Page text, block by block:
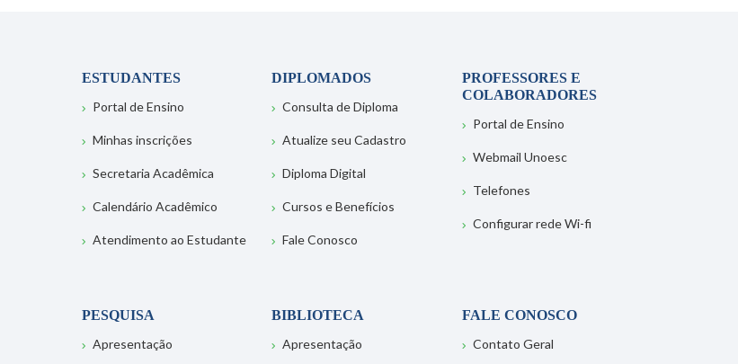
ESTUDANTES
Portal de Ensino
Minhas inscrições
Secretaria Acadêmica
Calendário Acadêmico
Atendimento ao Estudante
DIPLOMADOS
Consulta de Diploma
Atualize seu Cadastro
Diploma Digital
Cursos e Benefícios
Fale Conosco
PROFESSORES E
COLABORADORES
Portal de Ensino
Webmail Unoesc
Telefones
Configurar rede Wi-fi
PESQUISA
Apresentação
BIBLIOTECA
Apresentação
FALE CONOSCO
Contato Geral